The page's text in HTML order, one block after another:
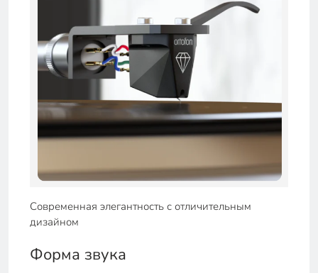
Современная элегантность с отличительным
дизайном
Форма звука